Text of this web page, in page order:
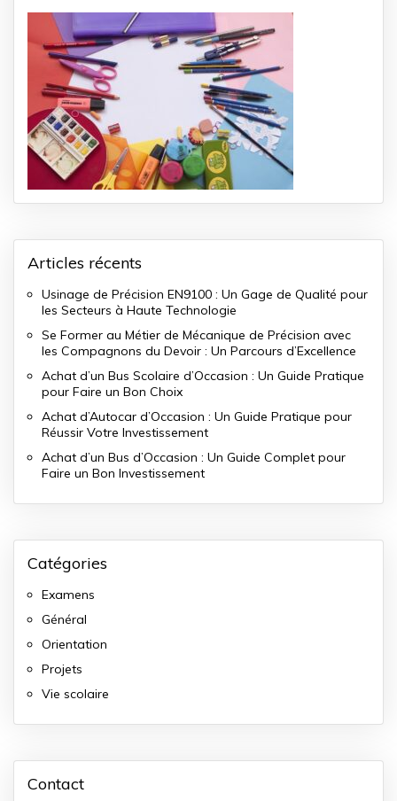
Articles récents
Usinage de Précision EN9100 : Un Gage de Qualité pour
les Secteurs à Haute Technologie
Se Former au Métier de Mécanique de Précision avec
les Compagnons du Devoir : Un Parcours d’Excellence
Achat d’un Bus Scolaire d’Occasion : Un Guide Pratique
pour Faire un Bon Choix
Achat d’Autocar d’Occasion : Un Guide Pratique pour
Réussir Votre Investissement
Achat d’un Bus d’Occasion : Un Guide Complet pour
Faire un Bon Investissement
Catégories
Examens
Général
Orientation
Projets
Vie scolaire
Contact